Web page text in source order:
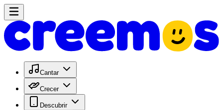
Cantar
Crecer
Descubrir